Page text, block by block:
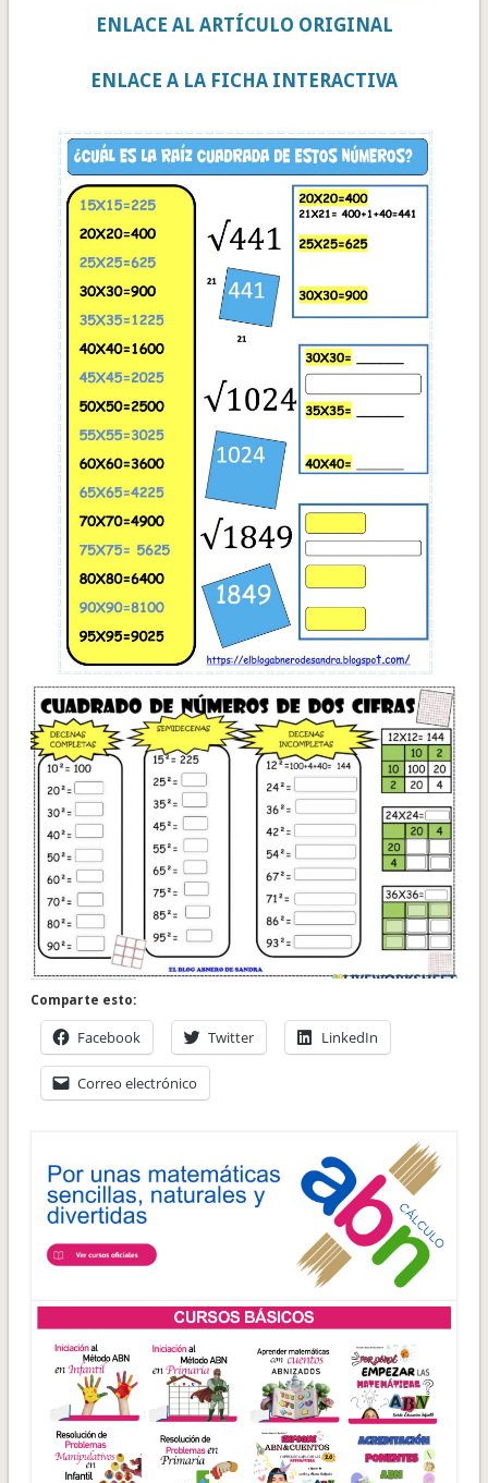
ENLACE AL ARTÍCULO ORIGINAL
ENLACE A LA FICHA INTERACTIVA
Comparte esto:
Facebook Twitter LinkedIn
Correo electrónico